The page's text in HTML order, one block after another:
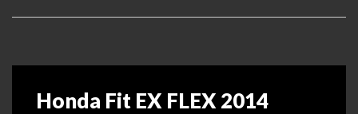
Honda Fit EX FLEX 2014